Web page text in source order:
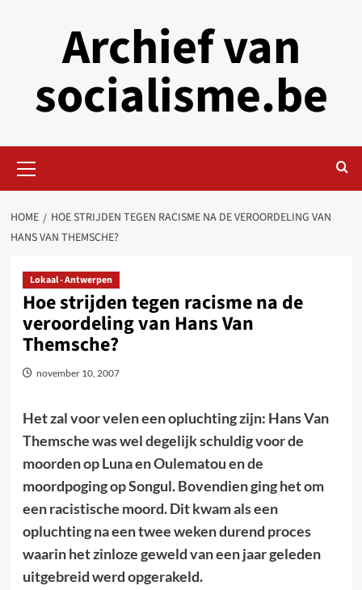
Archief van
socialisme.be
Menu
HOME
HOE STRIJDEN TEGEN RACISME NA DE VEROORDELING VAN
HANS VAN THEMSCHE?
Lokaal - Antwerpen
Hoe strijden tegen racisme na de
veroordeling van Hans Van
Themsche?
november 10, 2007
Het zal voor velen een opluchting zijn: Hans Van
Themsche was wel degelijk schuldig voor de
moorden op Luna en Oulematou en de
moordpoging op Songul. Bovendien ging het om
een racistische moord. Dit kwam als een
opluchting na een twee weken durend proces
waarin het zinloze geweld van een jaar geleden
uitgebreid werd opgerakeld.